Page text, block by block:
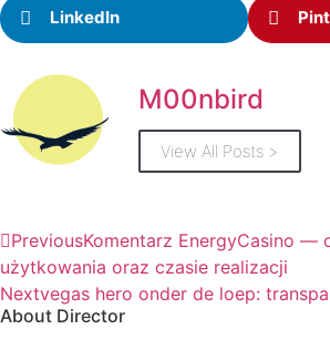
LinkedIn
M00nbird
View All Posts >
PreviousKomentarz EnergyCasino —
użytkowania oraz czasie realizacji
Nextvegas hero onder de loep:
About Director